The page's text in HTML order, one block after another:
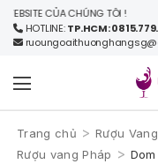
CỦA CHÚNG TÔI !
HOTLINE:TP.HCM:
Trang chủ > Rượu
Rượu vang Pháp >